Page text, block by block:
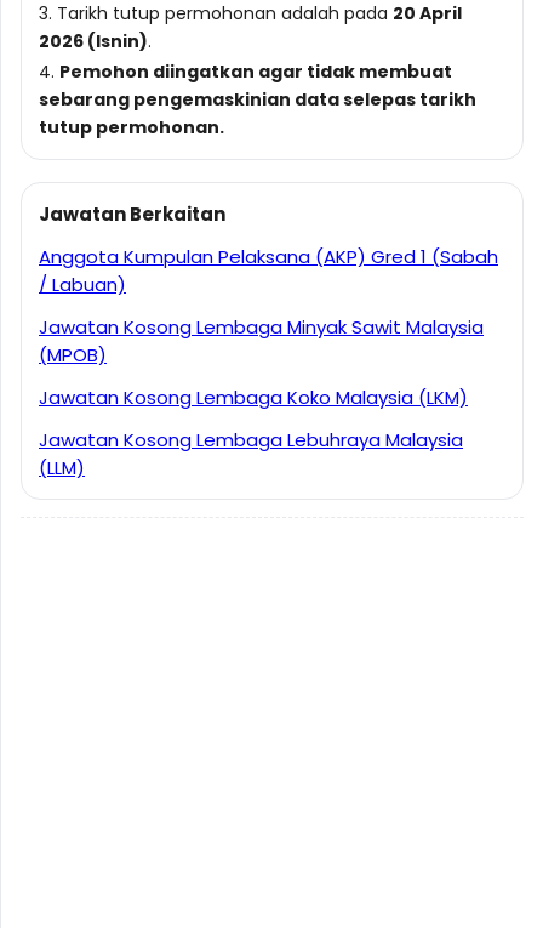
3. Tarikh tutup permohonan adalah pada 20 April
2026 (Isnin).
4. Pemohon diingatkan agar tidak membuat
sebarang pengemaskinian data selepas tarikh
tutup permohonan.
Jawatan Berkaitan
Anggota Kumpulan Pelaksana (AKP) Gred 1 (Sabah
/ Labuan)
Jawatan Kosong Lembaga Minyak Sawit Malaysia
(MPOB)
Jawatan Kosong Lembaga Koko Malaysia (LKM)
Jawatan Kosong Lembaga Lebuhraya Malaysia
(LLM)